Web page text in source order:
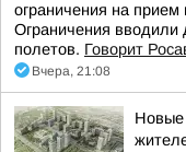
ограничения на
Ограничения вводили
полетов. Говорит
Вчера, 21:08
Новые